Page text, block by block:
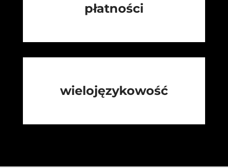
płatności
wielojęzykowość